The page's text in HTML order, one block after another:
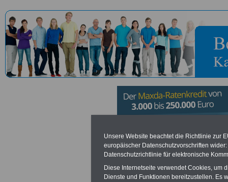
Trier
Unsere Website beachtet die Richtlinie zur
europäischer Datenschutzvorschriften
Datenschutzrichtlinie für elektronische
Diese Internetseite verwendet Cookies, um
Dienste und Funktionen bereitzustellen. Es